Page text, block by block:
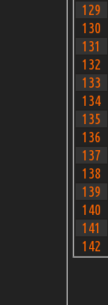
129
130
131
132
133
134
135
136
137
138
139
140
141
142